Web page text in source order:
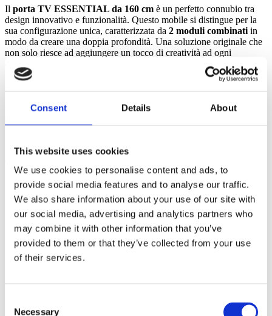
Consent Details About
This website uses cookies
We use cookies to personalise content and ads, to
provide social media features and to analyse our traffic.
We also share information about your use of our site with
our social media, advertising and analytics partners who
may combine it with other information that you’ve
provided to them or that they’ve collected from your use
of their services.
Necessary
Il porta TV ESSENTIAL da 160 cm è un perfetto connubio tra
design innovativo e funzionalità. Questo mobile si distingue per la
sua configurazione unica, caratterizzata da 2 moduli combinati in
modo da creare una doppia profondità. Una soluzione originale che
non solo riesce ad aggiungere un tocco di creatività ad ogni
Ai lati del mobile, troverai vani a giorno con
2 ripiani in vetro,
centro, spiccaun’anta ribalta che offre un ampio spazio
servire.
Realizzato con materiali di alta qualità in
moderno e originale, questo porta TV è completamente prodotto in
Italia, garantendo così la massima qualità e affidabilità.
Semplice da montare, viene fornito in un intuitivo kit con chiare
istruzioni di montaggio.
Dimensioni: 160 x 40 x 35 cm (LxPxA)